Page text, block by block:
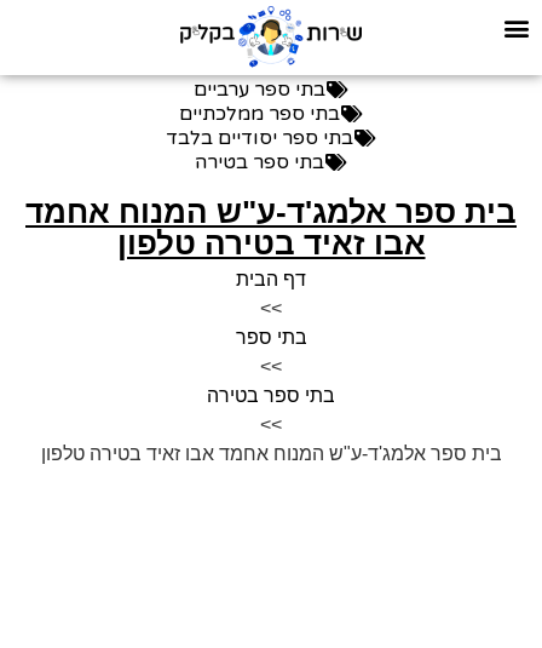
בתי ספר ערביים
בתי ספר ממלכתיים
בתי ספר יסודיים בלבד
בתי ספר בטירה
בית ספר אלמג'ד-ע"ש המנוח אחמד
אבו זאיד בטירה טלפון
דף הבית
>>
בתי ספר
>>
בתי ספר בטירה
>>
בית ספר אלמג'ד-ע"ש המנוח אחמד אבו זאיד בטירה טלפון